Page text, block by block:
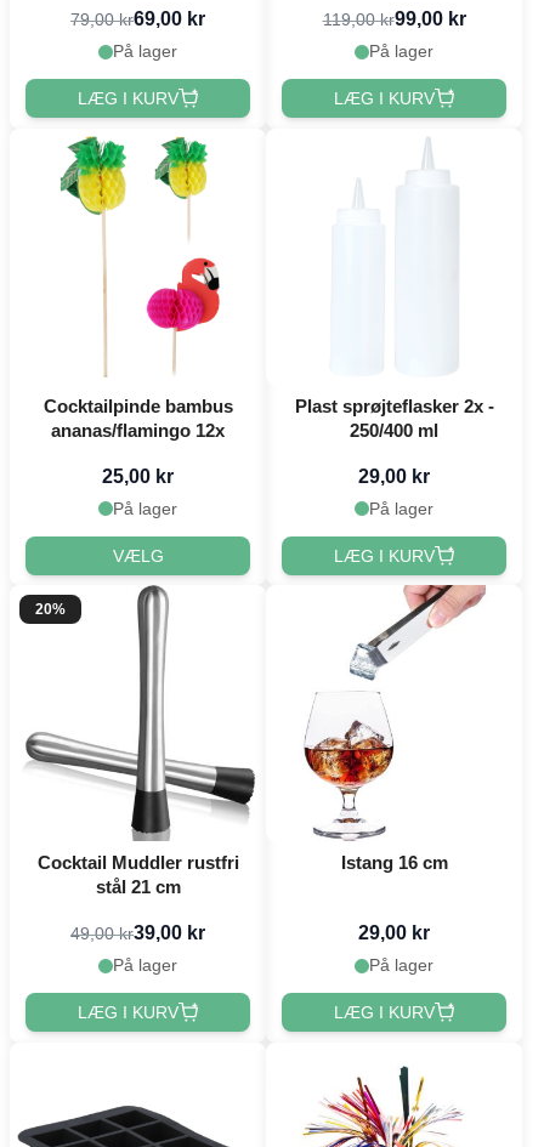
79,00 kr69,00 kr
På lager
LÆG I KURV
119,00 kr99,00 kr
På lager
LÆG I KURV
Cocktailpinde bambus
ananas/flamingo 12x
25,00 kr
På lager
VÆLG
Plast sprøjteflasker 2x -
250/400 ml
29,00 kr
På lager
LÆG I KURV
20%
Cocktail Muddler rustfri
stål 21 cm
49,00 kr39,00 kr
På lager
LÆG I KURV
Istang 16 cm
29,00 kr
På lager
LÆG I KURV